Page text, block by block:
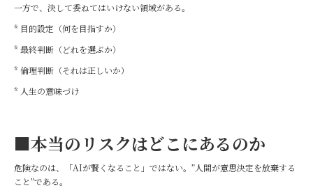
一方で、決して委ねてはいけない領域がある。
* 目的設定（何を目指すか）
* 最終判断（どれを選ぶか）
* 倫理判断（それは正しいか）
* 人生の意味づけ
■本当のリスクはどこにあるのか
危険なのは、「AIが賢くなること」ではない。”人間が意思決定を放棄する
こと”である。